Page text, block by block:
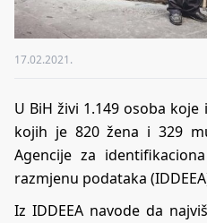
17.02.2021.
U BiH živi 1.149 osoba
kojih je 820 žena i 329
Agencije za
razmjenu podataka
Iz IDDEEA navode da